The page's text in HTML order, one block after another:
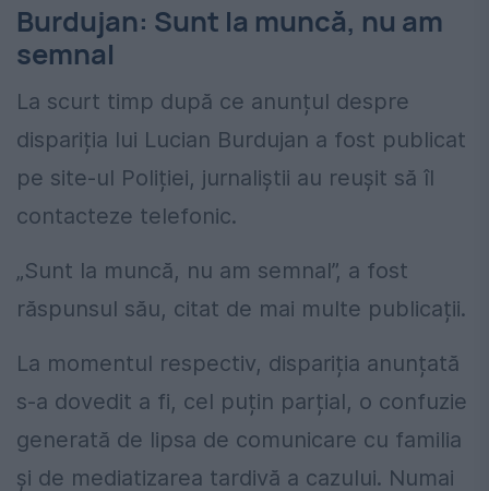
Burdujan: Sunt la muncă, nu am
semnal
La scurt timp după ce anunțul despre
dispariția lui Lucian Burdujan a fost publicat
pe site-ul Poliției, jurnaliștii au reușit să îl
contacteze telefonic.
„Sunt la muncă, nu am semnal”, a fost
răspunsul său, citat de mai multe publicații.
La momentul respectiv, dispariția anunțată
s-a dovedit a fi, cel puțin parțial, o confuzie
generată de lipsa de comunicare cu familia
și de mediatizarea tardivă a cazului. Numai